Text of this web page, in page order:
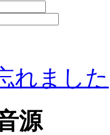
れました
源